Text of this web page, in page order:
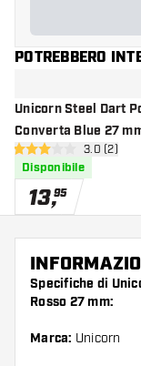
POTREBBERO
Unicorn Steel Dart
Converta Blue 27
apri
3 stelle di valutazione
3.0 (2)
Disponibile
13,95
Specifiche di
Rosso 27 mm:
Marca: Unicorn